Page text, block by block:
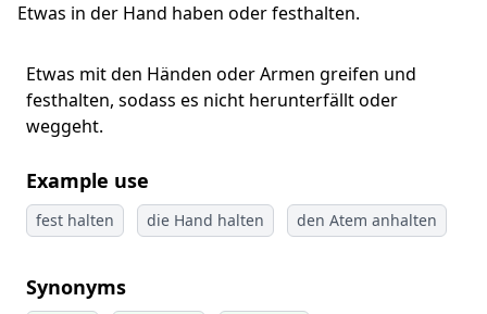
Etwas in der Hand haben oder festhalten.
Etwas mit den Händen oder Armen greifen und
festhalten, sodass es nicht herunterfällt oder
weggeht.
Example use
fest halten die Hand halten den Atem anhalten
Synonyms